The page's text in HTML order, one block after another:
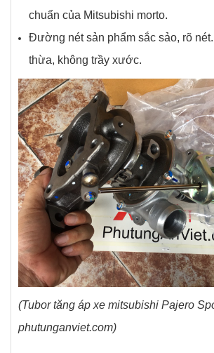
chuẩn của Mitsubishi morto.
Đường nét sản phẩm sắc sảo, rõ
thừa, không trầy xước.
(Tubor tăng áp xe mitsubishi Pajero
phutunganviet.com)